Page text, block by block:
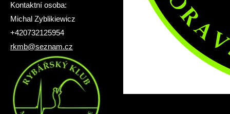
Kontaktní osoba:
Michal Zyblikiewicz
+420732125954
rkmb@seznam.cz